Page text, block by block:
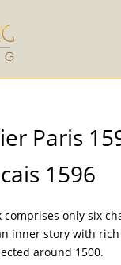
Paris
1596
only six
inner story with
around 1500.